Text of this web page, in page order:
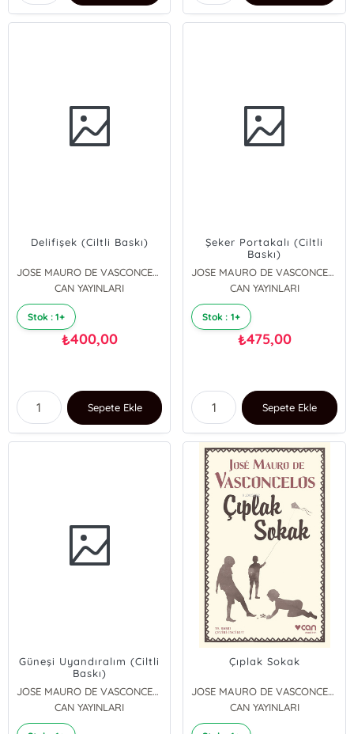
Delifişek (Ciltli Baskı)
JOSE MAURO DE VASCONCELOS
CAN YAYINLARI
Stok : 1+
₺400,00
Sepete Ekle
Şeker Portakalı (Ciltli
Baskı)
JOSE MAURO DE VASCONCELOS
CAN YAYINLARI
Stok : 1+
₺475,00
Sepete Ekle
Güneşi Uyandıralım (Ciltli
Baskı)
JOSE MAURO DE VASCONCELOS
CAN YAYINLARI
Çıplak Sokak
JOSE MAURO DE VASCONCELOS
CAN YAYINLARI